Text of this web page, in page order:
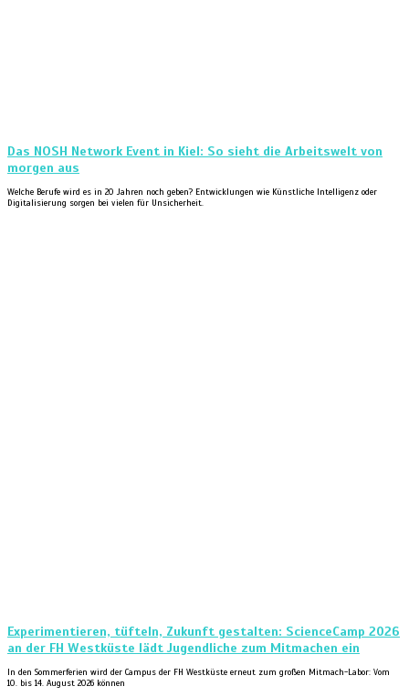
Das NOSH Network Event in Kiel: So sieht die Arbeitswelt von
morgen aus
Welche Berufe wird es in 20 Jahren noch geben? Entwicklungen wie Künstliche Intelligenz oder
Digitalisierung sorgen bei vielen für Unsicherheit.
Experimentieren, tüfteln, Zukunft gestalten: ScienceCamp 2026
an der FH Westküste lädt Jugendliche zum Mitmachen ein
In den Sommerferien wird der Campus der FH Westküste erneut zum großen Mitmach-Labor: Vom
10. bis 14. August 2026 können